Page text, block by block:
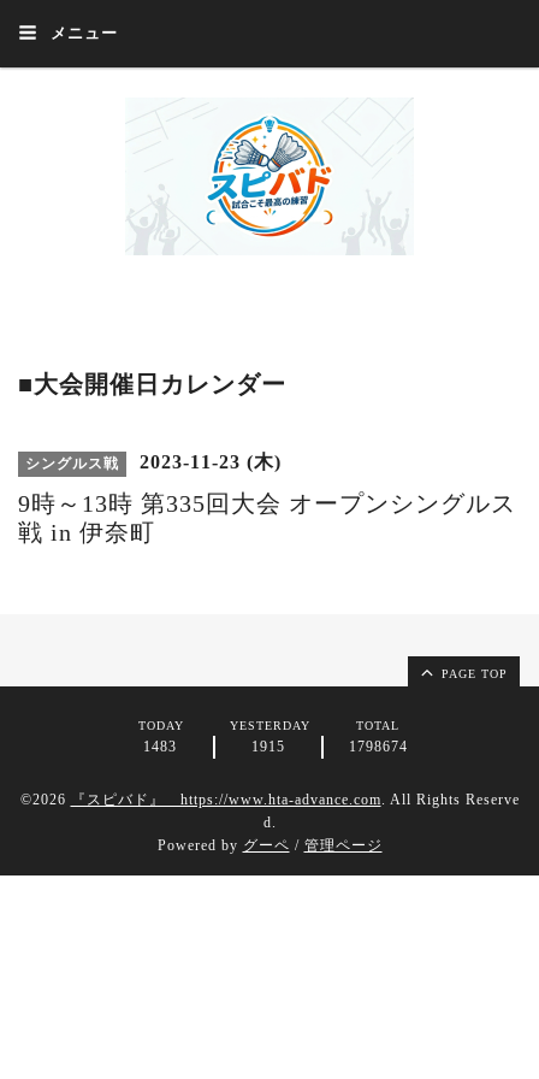
メニュー
■大会開催日カレンダー
シングルス戦 2023-11-23 (木)
9時～13時 第335回大会 オープンシングルス
戦 in 伊奈町
PAGE TOP
TODAY
1483
YESTERDAY
1915
TOTAL
1798674
©2026 『スピバド』 https://www.hta-advance.com. All Rights Reserve
d.
Powered by グーペ / 管理ページ